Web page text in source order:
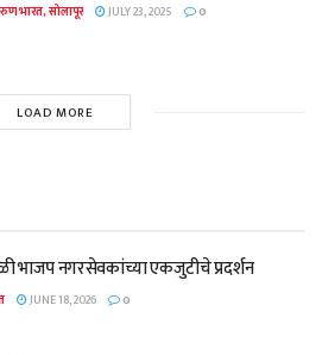
भारत, सोलापूर JULY 23, 2025 0
LOAD MORE
भाजप नगरसेवकांच्या एकजुटीचे प्रदर्शन
JUNE 18, 2026 0